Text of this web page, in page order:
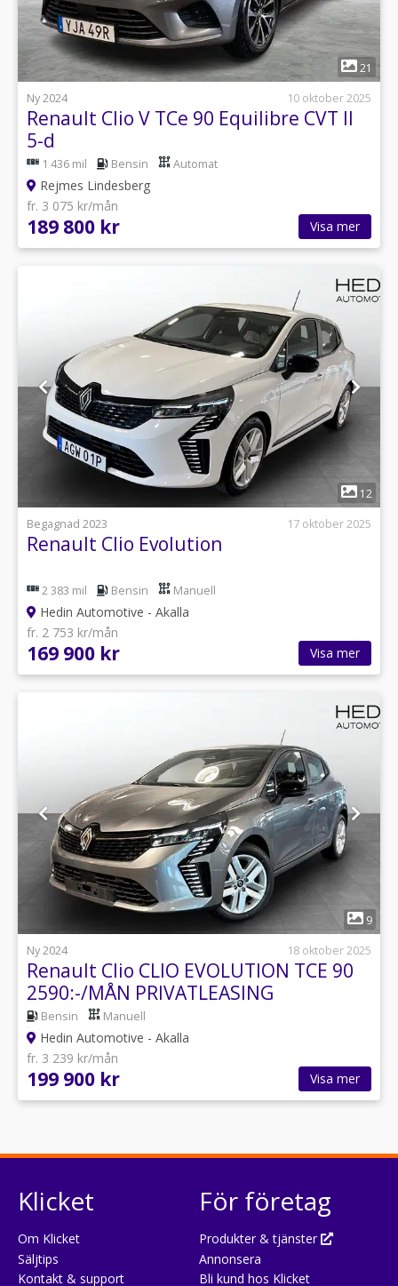
21
Ny 2024
10 oktober 2025
Renault Clio V TCe 90 Equilibre CVT II
5-d
1 436 mil Bensin Automat
Rejmes Lindesberg
fr. 3 075 kr/mån
189 800 kr Visa mer
1
12
Begagnad 2023
17 oktober 2025
Renault Clio Evolution
2 383 mil Bensin Manuell
Hedin Automotive - Akalla
fr. 2 753 kr/mån
169 900 kr Visa mer
1
9
Ny 2024
18 oktober 2025
Renault Clio CLIO EVOLUTION TCE 90
2590:-/MÅN PRIVATLEASING
Bensin Manuell
Hedin Automotive - Akalla
fr. 3 239 kr/mån
199 900 kr Visa mer
Klicket
Om Klicket
Säljtips
Kontakt & support
För företag
Produkter & tjänster
Annonsera
Bli kund hos Klicket